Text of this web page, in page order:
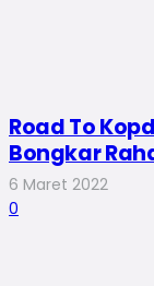
Road To
Bongkar
6 Maret 2022
0